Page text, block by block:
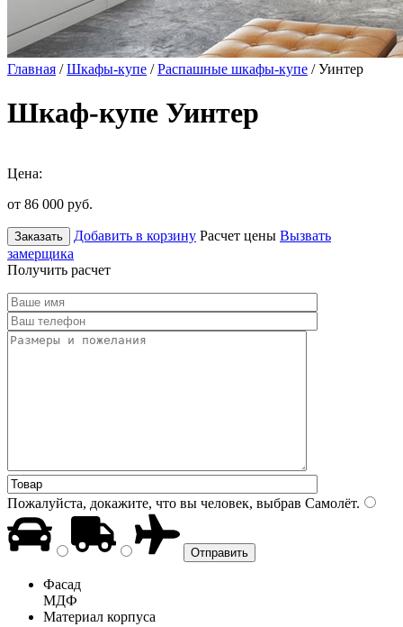
Главная /Шкафы-купе /Распашные шкафы-купе / Уинтер
Шкаф-купе Уинтер
Цена:
от 86 000 руб.
Заказать Добавить в корзину Расчет цены Вызвать
замерщика
Получить расчет
Пожалуйста, докажите, что вы человек, выбрав Самолёт.
Фасад
МДФ
Материал корпуса